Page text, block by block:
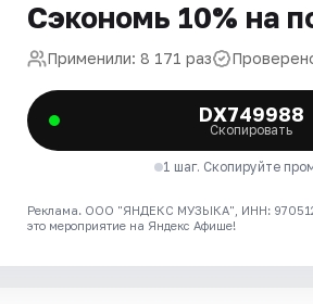
Сэкономь 10% на
Применили: 8 171 раз
DX749988
Скопировать
1 шаг. Скопируйте
Реклама. ООО "ЯНДЕКС МУЗЫКА", ИНН:
это мероприятие на Яндекс Афише!